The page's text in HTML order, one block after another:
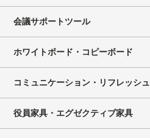
会議サポートツール
ホワイトボード・コピーボード
コミュニケーション・リフレッシュ
役員家具・エグゼクティブ家具